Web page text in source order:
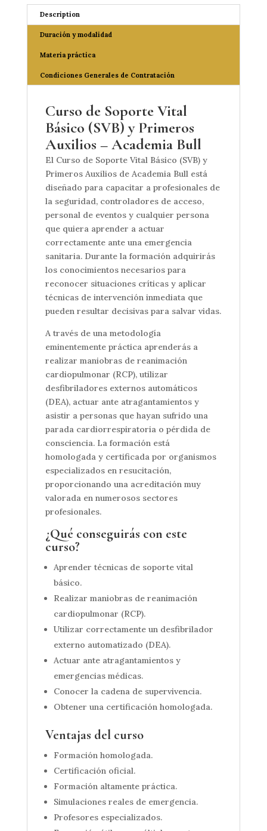
Description
Duración y modalidad
Materia práctica
Condiciones Generales de Contratación
Curso de Soporte Vital
Básico (SVB) y Primeros
Auxilios – Academia Bull
El Curso de Soporte Vital Básico (SVB) y
Primeros Auxilios de Academia Bull está
diseñado para capacitar a profesionales de
la seguridad, controladores de acceso,
personal de eventos y cualquier persona
que quiera aprender a actuar
correctamente ante una emergencia
sanitaria. Durante la formación adquirirás
los conocimientos necesarios para
reconocer situaciones críticas y aplicar
técnicas de intervención inmediata que
pueden resultar decisivas para salvar vidas.
A través de una metodología
eminentemente práctica aprenderás a
realizar maniobras de reanimación
cardiopulmonar (RCP), utilizar
desfibriladores externos automáticos
(DEA), actuar ante atragantamientos y
asistir a personas que hayan sufrido una
parada cardiorrespiratoria o pérdida de
consciencia. La formación está
homologada y certificada por organismos
especializados en resucitación,
proporcionando una acreditación muy
valorada en numerosos sectores
profesionales.
¿Qué conseguirás con este
curso?
Aprender técnicas de soporte vital
básico.
Realizar maniobras de reanimación
cardiopulmonar (RCP).
Utilizar correctamente un desfibrilador
externo automatizado (DEA).
Actuar ante atragantamientos y
emergencias médicas.
Conocer la cadena de supervivencia.
Obtener una certificación homologada.
Ventajas del curso
Formación homologada.
Certificación oficial.
Formación altamente práctica.
Simulaciones reales de emergencia.
Profesores especializados.